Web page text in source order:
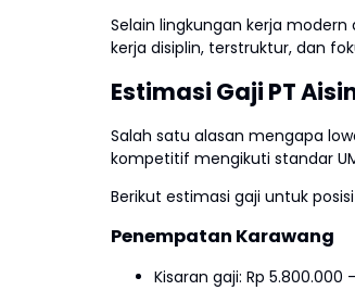
Selain lingkungan kerja
kerja disiplin, terstruktur, dan
Estimasi Gaji PT
Salah satu alasan mengapa
kompetitif mengikuti standar
Berikut estimasi gaji untuk
Penempatan Karawang
Kisaran gaji: Rp 5.800.000